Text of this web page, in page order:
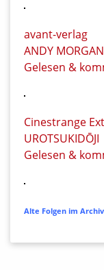
avant-verlag
ANDY
Gelesen &
Cinestrange
UROTSUKIDŌJI
Gelesen &
Alte Folgen im